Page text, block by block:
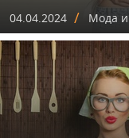
04.04.2024 / Мода и